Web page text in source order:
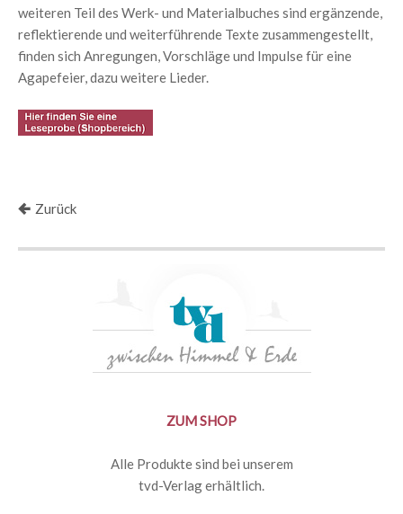
weiteren Teil des Werk- und Materialbuches sind ergänzende,
reflektierende und weiterführende Texte zusammengestellt,
finden sich Anregungen, Vorschläge und Impulse für eine
Agapefeier, dazu weitere Lieder.
Zurück
ZUM SHOP
Alle Produkte sind bei unserem
tvd-Verlag erhältlich.